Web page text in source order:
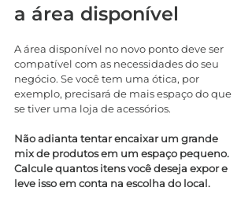
a área disponível
A área disponível no novo ponto deve ser
compatível com as necessidades do seu
negócio. Se você tem uma ótica, por
exemplo, precisará de mais espaço do que
se tiver uma loja de acessórios.
Não adianta tentar encaixar um grande
mix de produtos em um espaço pequeno.
Calcule quantos itens você deseja expor e
leve isso em conta na escolha do local.